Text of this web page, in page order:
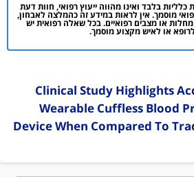
בלבד ואינו מהווה ייעוץ רפואי, חוות דעת
מוסמך. אין לראות במידע זה כהמלצה לאבחון,
מחלות או מצבים רפואיים. בכל שאלה רפואית יש
או לאיש מקצוע מוסמך.
Clinical Study Highlights
Wearable Cuffless Blood
Device When Compared To